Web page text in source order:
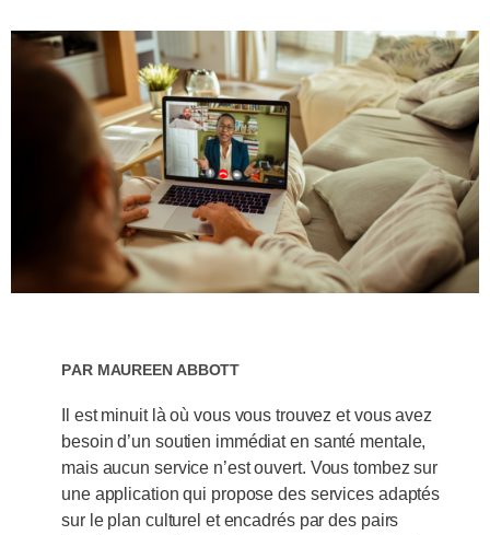
Par Maureen Abbott
Il est minuit là où vous vous trouvez et vous avez
besoin d’un soutien immédiat en santé mentale,
mais aucun service n’est ouvert. Vous tombez sur
une application qui propose des services adaptés
sur le plan culturel et encadrés par des pairs